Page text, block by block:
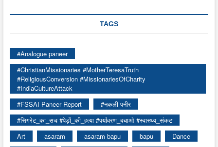
TAGS
#Analogue paneer
#ChristianMissionaries #MotherTeresaTruth
#ReligiousConversion #MissionariesOfCharity
#IndiaCultureAttack
#FSSAI Paneer Report
#नकली पनीर
#सिगरेट_का_सच #पेड़ों_की_हत्या #पर्यावरण_बचाओ #स्वास्थ्य_संकट
Art
asaram asaram bapu bapu
Dance